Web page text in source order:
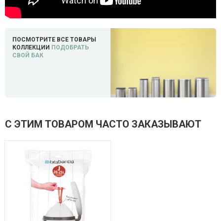
ПОСМОТРИТЕ ВСЕ ТОВАРЫ
КОЛЛЕКЦИИ ПОДОБРАТЬ
СВОЙ БАК
С ЭТИМ ТОВАРОМ ЧАСТО ЗАКАЗЫВАЮТ